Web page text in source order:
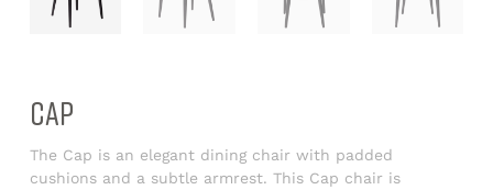
CAP
The Cap is an elegant dining chair with padded
cushions and a subtle armrest. This Cap chair is